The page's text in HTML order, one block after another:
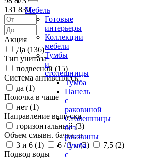
Мебель
Готовые
интерьеры
Коллекции
мебели
Тумбы
и
столешницы
Тумба
Панель
с
раковиной
Столешницы
без
раковины
Тумба
с
131 830
Акция
Да (136)
Тип унитаза
подвесной (15)
Система антивсплеск
да (1)
Полочка в чаше
нет (1)
Направление выпуска
горизонтальный (3)
Объем смывн. бачка, л
3 и 6 (1) 6 / 3 л (2) 7,5 (2)
Подвод воды